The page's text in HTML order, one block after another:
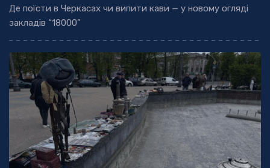
Де поїсти в Черкасах чи випити кави — у новому огляді
закладів “18000”